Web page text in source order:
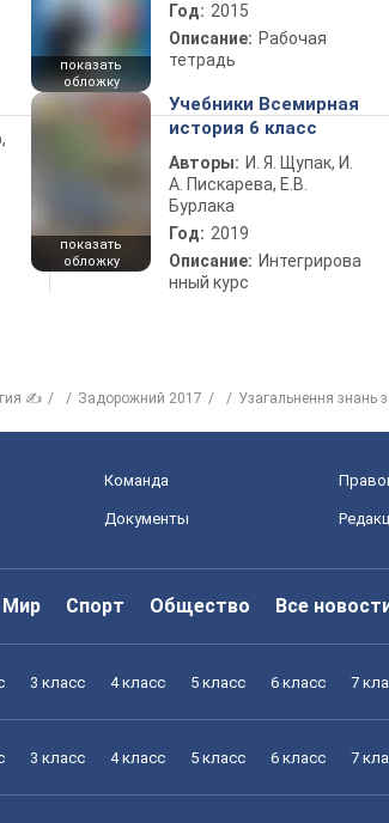
показать
обложку
Год: 2015
Описание: Рабочая
тетрадь
показать
обложку
Учебники Всемирная
история 6 класс
Авторы: И. Я. Щупак, И.
А. Пискарева, Е.В.
Бурлака
Год: 2019
Описание: Интегрирова
нный курс
✍ Задорожний 2017 Узагальнення знань
Команда
Документы
Мир Спорт Общество Все
3 класс 4 класс 5 класс 6 класс 7
3 класс 4 класс 5 класс 6 класс 7